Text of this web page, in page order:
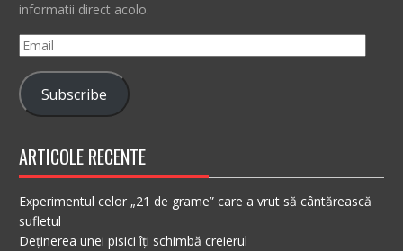
informatii direct acolo.
Email
Subscribe
ARTICOLE RECENTE
Experimentul celor „21 de grame” care a vrut să cântărească
sufletul
Deținerea unei pisici îți schimbă creierul